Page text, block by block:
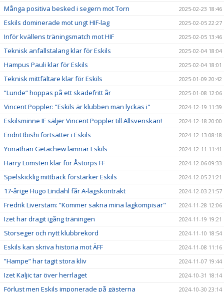
Många positiva besked i segern mot Torn 2025-02-23 18:46
Eskils dominerade mot ungt HIF-lag 2025-02-05 22:27
Inför kvällens träningsmatch mot HIF 2025-02-05 13:46
Teknisk anfallstalang klar för Eskils 2025-02-04 18:04
Hampus Pauli klar för Eskils 2025-02-04 18:01
Teknisk mittfältare klar för Eskils 2025-01-09 20:42
”Lunde” hoppas på ett skadefritt år 2025-01-08 12:06
Vincent Poppler: ”Eskils är klubben man lyckas i" 2024-12-19 11:39
Eskilsminne IF säljer Vincent Poppler till Allsvenskan! 2024-12-18 20:00
Endrit Ibishi fortsätter i Eskils 2024-12-13 08:18
Yonathan Getachew lämnar Eskils 2024-12-11 11:41
Harry Lomsten klar för Åstorps FF 2024-12-06 09:33
Spelskicklig mittback förstärker Eskils 2024-12-05 21:21
17-årige Hugo Lindahl får A-lagskontrakt 2024-12-03 21:57
Fredrik Liverstam: ”Kommer sakna mina lagkompisar" 2024-11-28 12:06
Izet har dragit igång träningen 2024-11-19 19:21
Storseger och nytt klubbrekord 2024-11-10 18:54
Eskils kan skriva historia mot ÄFF 2024-11-08 11:16
”Hampe” har tagit stora kliv 2024-11-07 19:44
Izet Kaljic tar över herrlaget 2024-10-31 18:14
Förlust men Eskils imponerade på gästerna 2024-10-30 23:14